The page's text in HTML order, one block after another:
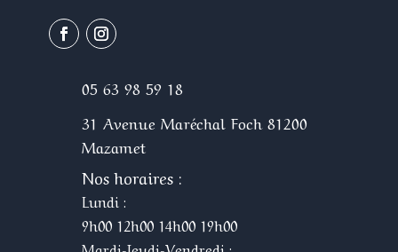
05 63 98 59 18
31 Avenue Maréchal Foch 81200
Mazamet
Nos horaires :
Lundi :
9h00 12h00 14h00 19h00